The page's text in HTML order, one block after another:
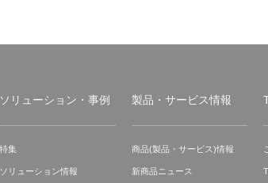
ソリューション・事例
特集
ソリューション情報
製品・サービス情報
商品(製品・サービス)情報
新商品ニュース